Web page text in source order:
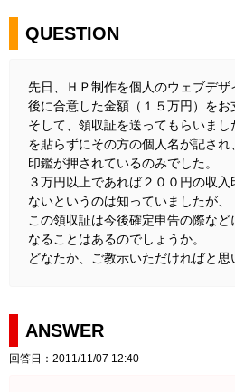
QUESTION
先日、ＨＰ制作を個人のウェブデ
後に合意した金額（１５万円）をお
そして、領収証を送ってもらいま
を貼らずにその方の個人名が記され、
印鑑が押されているのみでした。
３万円以上であれば２００円の収
ないというのは知っていましたが、
この領収証は今後確定申告の際な
なることはあるのでしょうか。
どなたか、ご教示いただければと思
ANSWER
回答日：2011/11/07 12:40